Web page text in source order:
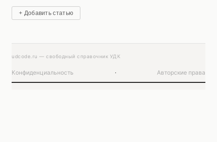
+ Добавить статью
udcode.ru — свободный справочник УДК
Конфиденциальность · Авторские права